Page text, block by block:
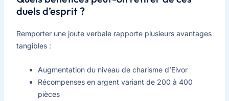
duels d’esprit ?
Remporter une joute verbale rapporte plusieurs avantages
tangibles :
Augmentation du niveau de charisme d’Eivor
Récompenses en argent variant de 200 à 400
pièces